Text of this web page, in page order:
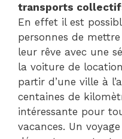
transports
En effet il est
personnes de
leur rêve avec une
la voiture de
partir d’une ville à
centaines de
intéressante pour
vacances. Un